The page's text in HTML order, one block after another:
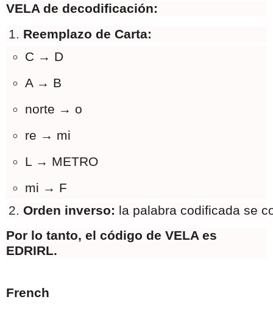
VELA de decodificación:
Reemplazo de Carta:
C → D
A → B
norte → o
re → mi
L → METRO
mi → F
Orden inverso: la palabra codificada se
Por lo tanto, el código de VELA es
EDRIRL.
French